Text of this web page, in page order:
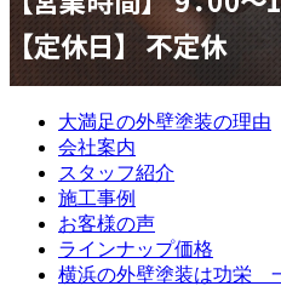
大満足の外壁塗装の理由
会社案内
スタッフ紹介
施工事例
お客様の声
ラインナップ価格
横浜の外壁塗装は功栄